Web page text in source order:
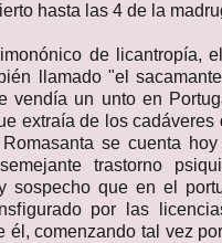
hasta las 4 de la
de licantropía,
llamado "el
vendía un unto en
extraía de los cadáveres
se cuenta
trastorno
sospecho que en el
por las
él, comenzando tal vez